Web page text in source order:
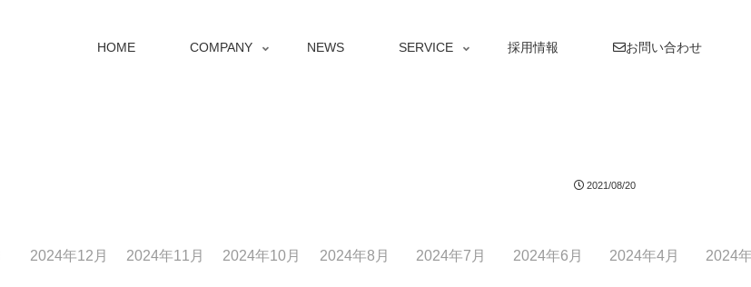
HOME COMPANY NEWS SERVICE 採用情報 お問い合わせ
2021/08/20
2024年12月 2024年11月 2024年10月 2024年8月 2024年7月 2024年6月 2024年4月 2024